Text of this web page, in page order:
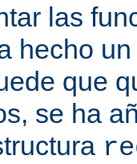
las
hecho
que
se ha